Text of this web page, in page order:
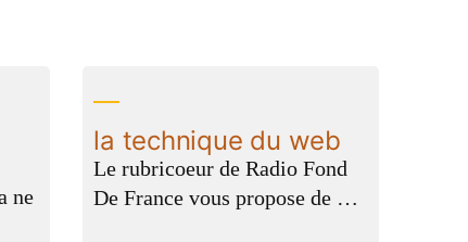
ne
la technique du web
Le rubricoeur de Radio Fond
De France vous propose de …